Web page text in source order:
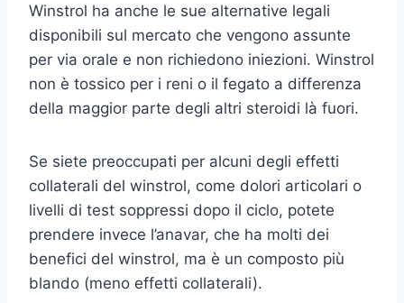
Winstrol ha anche le sue alternative legali
disponibili sul mercato che vengono assunte
per via orale e non richiedono iniezioni. Winstrol
non è tossico per i reni o il fegato a differenza
della maggior parte degli altri steroidi là fuori.
Se siete preoccupati per alcuni degli effetti
collaterali del winstrol, come dolori articolari o
livelli di test soppressi dopo il ciclo, potete
prendere invece l’anavar, che ha molti dei
benefici del winstrol, ma è un composto più
blando (meno effetti collaterali).